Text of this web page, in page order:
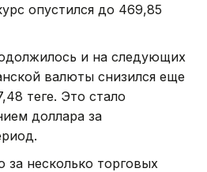
опустился до 469,85
и на следующих
валюты снизился еще
теңге. Это стало
доллара за
за несколько торговых